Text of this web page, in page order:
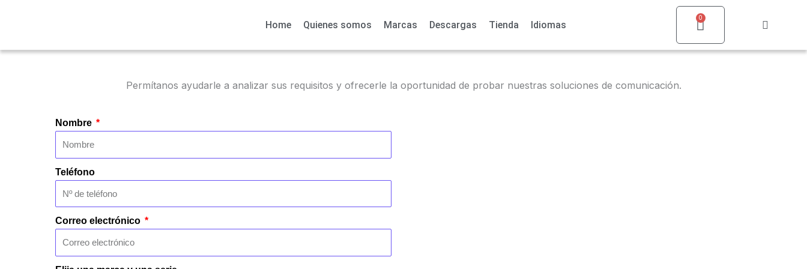
Home Quienes somos Marcas Descargas Tienda Idiomas
0
Carrito
Permítanos ayudarle a analizar sus requisitos y ofrecerle la oportunidad de probar nuestras soluciones de comunicación.
Nombre
Teléfono
Correo electrónico